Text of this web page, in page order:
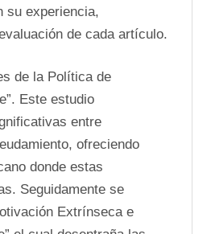
su experiencia,
de cada artículo.
de la Política de
Este estudio
entre
ofreciendo
donde estas
Seguidamente se
Extrínseca e